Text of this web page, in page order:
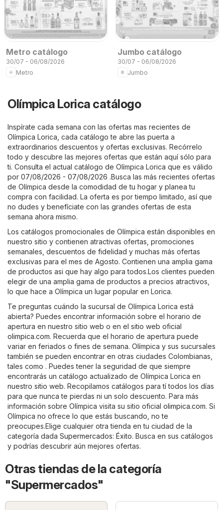
Metro catálogo
30/07 - 06/08/2026
Metro
Jumbo catálogo
30/07 - 06/08/2026
Jumbo
Olímpica Lorica catálogo
Inspírate cada semana con las ofertas mas recientes de
Olímpica Lorica, cada catálogo te abre las puerta a
extraordinarios descuentos y ofertas exclusivas. Recórrelo
todo y descubre las mejores ofertas que están aquí sólo para
ti. Consulta el actual catálogo de Olímpica Lorica que es válido
por 07/08/2026 - 07/08/2026 .Busca las más recientes ofertas
de Olímpica desde la comodidad de tu hogar y planea tu
compra con facilidad. La oferta es por tiempo limitado, así que
no dudes y benefíciate con las grandes ofertas de esta
semana ahora mismo.
Los catálogos promocionales de Olímpica están disponibles en
nuestro sitio y contienen atractivas ofertas, promociones
semanales, descuentos de fidelidad y muchas más ofertas
exclusivas para el mes de Agosto. Contienen una amplia gama
de productos asi que hay algo para todos.Los clientes pueden
elegir de una amplia gama de productos a precios atractivos,
lo que hace a Olímpica un lugar popular en Lorica.
Te preguntas cuándo la sucursal de Olímpica Lorica está
abierta? Puedes encontrar información sobre el horario de
apertura en nuestro sitio web o en el sitio web oficial
olimpica.com. Recuerda que el horario de apertura puede
variar en feriados o fines de semana. Olímpica y sus sucursales
también se pueden encontrar en otras ciudades Colombianas,
tales como . Puedes tener la seguridad de que siempre
encontrarás un catálogo actualizado de Olímpica Lorica en
nuestro sitio web. Recopilamos catálogos para tí todos los días
para que nunca te pierdas ni un solo descuento. Para más
información sobre Olímpica visita su sitio oficial olimpica.com. Si
Olímpica no ofrece lo que estás buscando, no te
preocupes.Elige cualquier otra tienda en tu ciudad de la
categoría dada Supermercados: Éxito. Busca en sus catálogos
y podrías descubrir aún mejores ofertas.
Otras tiendas de la categoría
"Supermercados"